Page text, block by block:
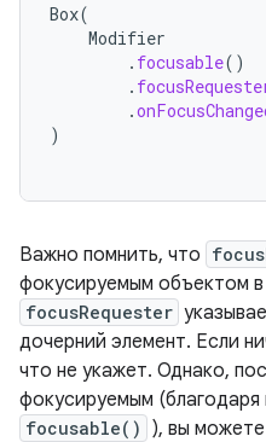
Box(
Modifier
. focusable()
.
.
)
Важно помнить, что
фокусируемым объектом
focusRequester
дочерний элемент. Если
что не укажет. Однако,
фокусируемым
focusable()
), вы